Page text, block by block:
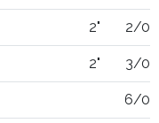
2" 2/0
2" 3/0
6/0